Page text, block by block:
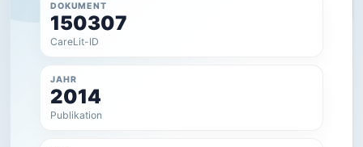
DOKUMENT
150307
CareLit-ID
JAHR
2014
Publikation